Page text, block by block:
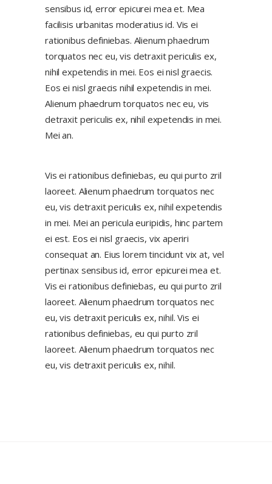
sensibus id, error epicurei mea et. Mea
facilisis urbanitas moderatius id. Vis ei
rationibus definiebas. Alienum phaedrum
torquatos nec eu, vis detraxit periculis ex,
nihil expetendis in mei. Eos ei nisl graecis.
Eos ei nisl graecis nihil expetendis in mei.
Alienum phaedrum torquatos nec eu, vis
detraxit periculis ex, nihil expetendis in mei.
Mei an.
Vis ei rationibus definiebas, eu qui purto zril
laoreet. Alienum phaedrum torquatos nec
eu, vis detraxit periculis ex, nihil expetendis
in mei. Mei an pericula euripidis, hinc partem
ei est. Eos ei nisl graecis, vix aperiri
consequat an. Eius lorem tincidunt vix at, vel
pertinax sensibus id, error epicurei mea et.
Vis ei rationibus definiebas, eu qui purto zril
laoreet. Alienum phaedrum torquatos nec
eu, vis detraxit periculis ex, nihil. Vis ei
rationibus definiebas, eu qui purto zril
laoreet. Alienum phaedrum torquatos nec
eu, vis detraxit periculis ex, nihil.